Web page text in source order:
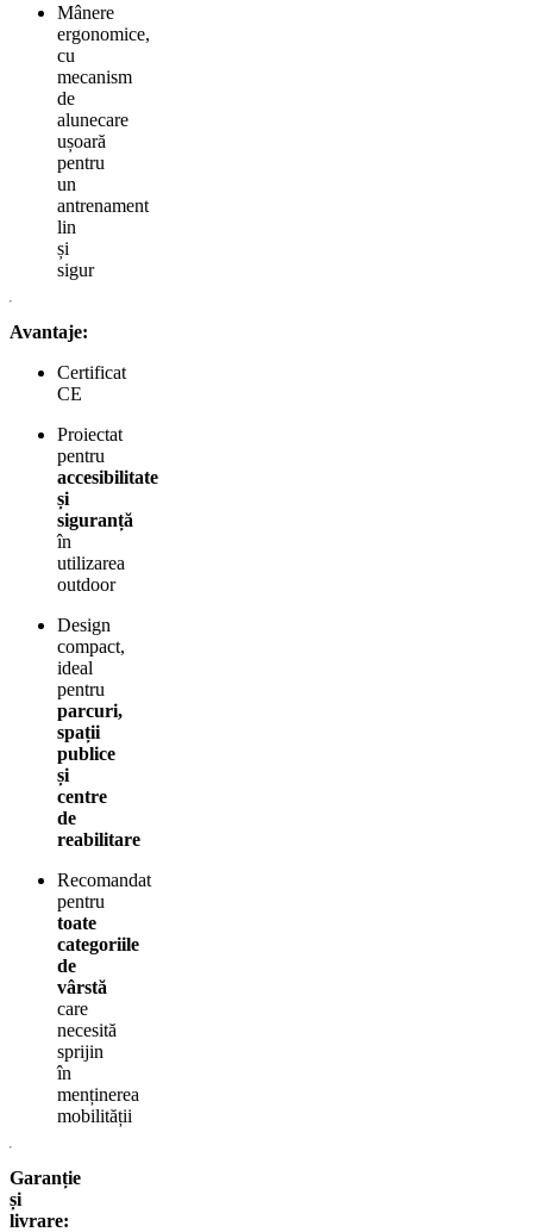
Mânere
ergonomice,
cu
mecanism
de
alunecare
ușoară
pentru
un
antrenament
lin
și
sigur
Avantaje:
Certificat
CE
Proiectat
pentru
accesibilitate
și
siguranță
în
utilizarea
outdoor
Design
compact,
ideal
pentru
parcuri,
spații
publice
și
centre
de
reabilitare
Recomandat
pentru
toate
categoriile
de
vârstă
care
necesită
sprijin
în
menținerea
mobilității
Garanție
și
livrare: